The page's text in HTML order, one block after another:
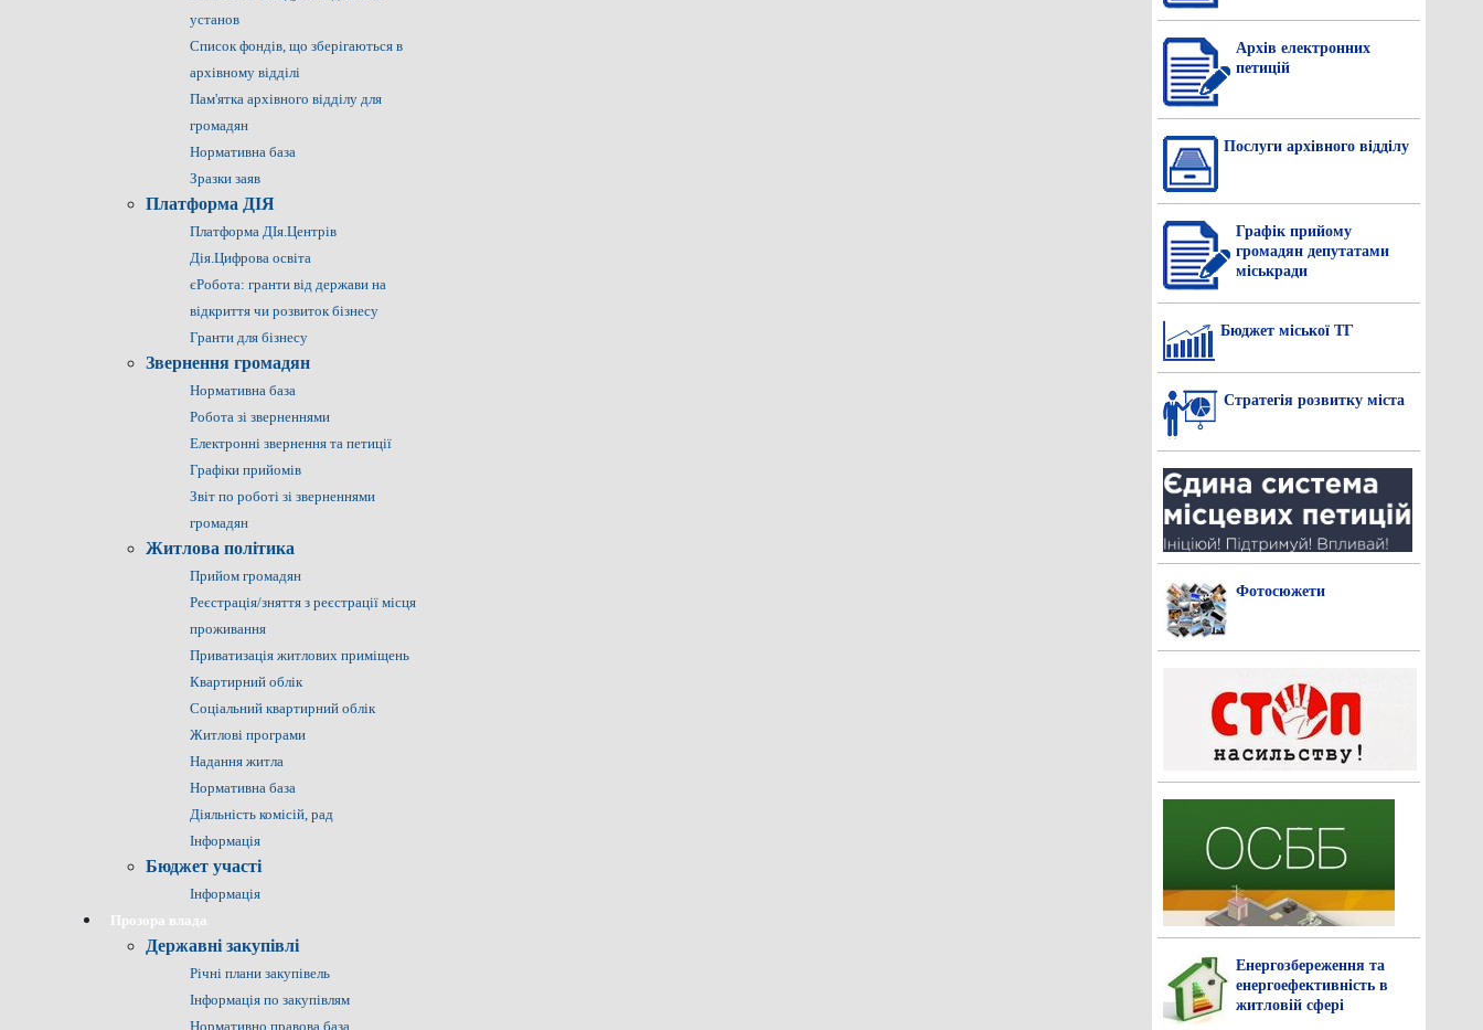
установ
Список фондів, що зберігаються в
архівному відділі
Пам'ятка архівного відділу для
громадян
Нормативна база
Зразки заяв
Платформа ДІЯ
Платформа ДІя.Центрів
Дія.Цифрова освіта
єРобота: гранти від держави на
відкриття чи розвиток бізнесу
Гранти для бізнесу
Звернення громадян
Нормативна база
Робота зі зверненнями
Електронні звернення та петиції
Графіки прийомів
Звіт по роботі зі зверненнями
громадян
Житлова політика
Прийом громадян
Реєстрація/зняття з реєстрації місця
проживання
Приватизація житлових приміщень
Квартирний облік
Соціальний квартирний облік
Житлові програми
Надання житла
Нормативна база
Діяльність комісій, рад
Інформація
Бюджет участі
Інформація
Прозора влада
Державні закупівлі
Річні плани закупівель
Інформація по закупівлям
Нормативно правова база
Архів електронних
петицій
Послуги архівного відділу
Графік прийому
громадян депутатами
міськради
Бюджет міської ТГ
Стратегія розвитку міста
Фотосюжети
Енергозбереження та
енергоефективність в
житловій сфері